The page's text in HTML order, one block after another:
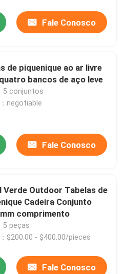
Fale Conosco
de piquenique ao ar livre
bancos de aço leve
5 conjuntos
negotiable
Fale Conosco
Verde Outdoor Tabelas de
Cadeira Conjunto
comprimento
5 peças
$200.00 - $400.00/pieces
Fale Conosco